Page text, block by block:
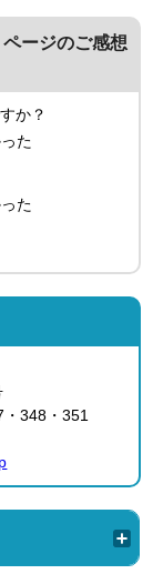
ージのご感想
か？
た
た
348・351